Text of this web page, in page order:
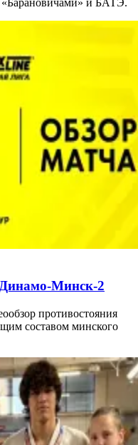
«Барановичами» и БАТЭ.
Минск-2
противостояния
составом минского